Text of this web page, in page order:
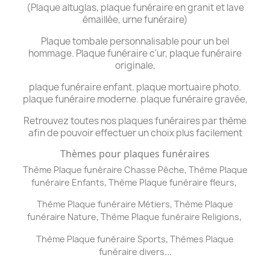
(Plaque altuglas, plaque funéraire en granit et lave
émaillée, urne funéraire)
Plaque tombale personnalisable pour un bel
hommage. Plaque funéraire c'ur, plaque funéraire
originale,
plaque funéraire enfant. plaque mortuaire photo.
plaque funéraire moderne. plaque funéraire gravée,
Retrouvez toutes nos plaques funéraires par thème
afin de pouvoir effectuer un choix plus facilement
Thèmes pour plaques funéraires
Thème Plaque funéraire Chasse Pêche, Thème Plaque
funéraire Enfants, Thème Plaque funéraire fleurs,
Thème Plaque funéraire Métiers, Thème Plaque
funéraire Nature, Thème Plaque funéraire Religions,
Thème Plaque funéraire Sports, Thèmes Plaque
funéraire divers...